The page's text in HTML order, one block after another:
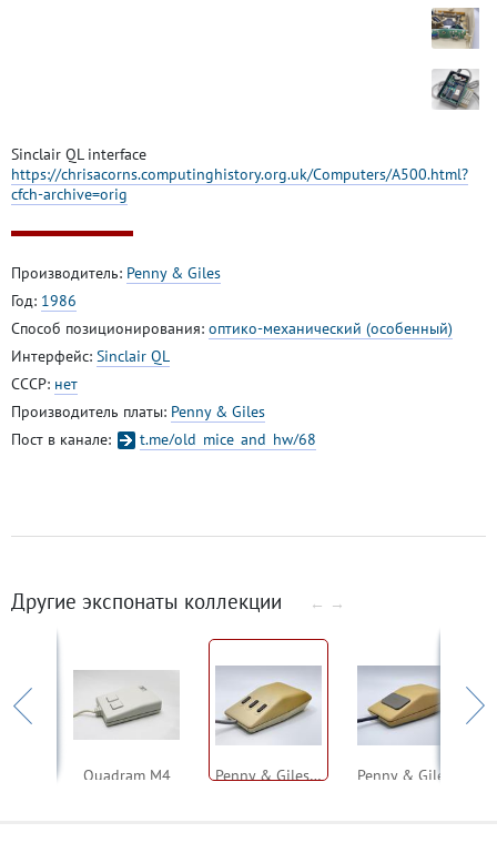
Sinclair QL interface
https://chrisacorns.computinghistory.org.uk/Computers/A500.html?
cfch-archive=orig
Производитель: Penny & Giles
Год: 1986
Способ позиционирования: оптико-механический (особенный)
Интерфейс: Sinclair QL
СССР: нет
Производитель платы: Penny & Giles
Пост в канале:
t.me/old_mice_and_hw/68
Другие экспонаты коллекции ← →
Quadram M4 Penny & Giles M3/100 for Acorn A500